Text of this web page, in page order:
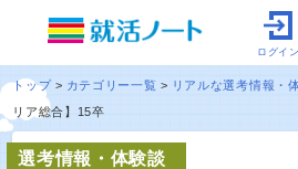
ログイン
トップ カテゴリー一覧 リアルな選考情報・
リア総合】15卒
選考情報・体験談